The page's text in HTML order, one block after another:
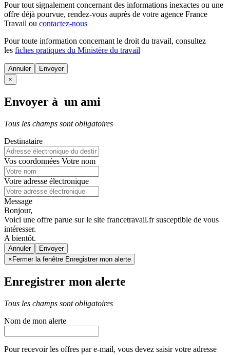
Pour tout signalement concernant des informations inexactes ou une
offre déjà pourvue, rendez-vous auprès de votre agence France
Travail ou contactez-nous
Pour toute information concernant le droit du travail, consultez
les fiches pratiques du Ministère du travail
Annuler
×
Envoyer à un ami
Tous les champs sont obligatoires
Destinataire
Vos coordonnées Votre nom
Votre adresse électronique
Message
Bonjour,
Voici une offre parue sur le site francetravail.fr susceptible de vous
intéresser.
A bientôt.
Annuler
× Fermer la fenêtre Enregistrer mon alerte
Enregistrer mon alerte
Tous les champs sont obligatoires
Nom de mon alerte
Pour recevoir les offres par e-mail, vous devez saisir votre adresse